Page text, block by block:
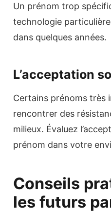
Un prénom trop
technologie
dans quelques années.
L’acceptation
Certains prénoms très
rencontrer des
milieux. Évaluez
prénom dans votre
Conseils
les futurs